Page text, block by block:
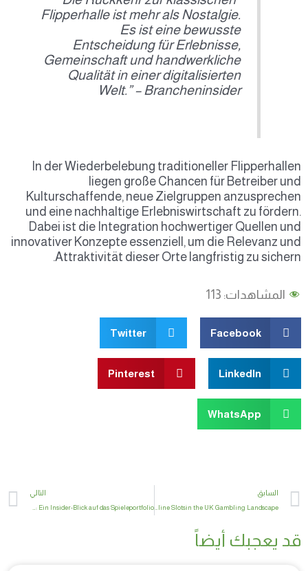
Flipperhalle ist mehr als Nostalgie.
Es ist eine bewusste
Entscheidung für Erlebnisse,
Gemeinschaft und handwerkliche
Qualität in einer digitalisierten
Welt.” – Brancheninsider
In der Wiederbelebung traditioneller Flipperhallen
liegen große Chancen für Betreiber und
Kulturschaffende, neue Zielgruppen anzusprechen
und eine nachhaltige Erlebniswirtschaft zu fördern.
Dabei ist die Integration hochwertiger Quellen und
innovativer Konzepte essenziell, um die Relevanz und
Attraktivität dieser Orte langfristig zu sichern.
المشاهدات: 113
Facebook
Twitter
LinkedIn
Pinterest
WhatsApp
Prev
السابق التالي
قد يعجبك أيضاً